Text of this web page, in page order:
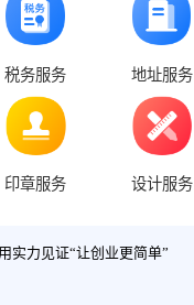
税务服务 地址服务
印章服务 设计服务
实力见证“让创业更简单”